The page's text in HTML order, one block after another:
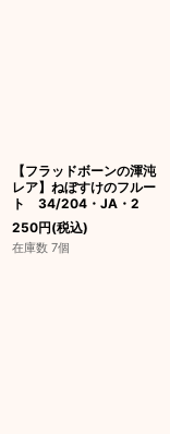
【フラッドボーンの渾沌
レア】ねぼすけのフルー
ト 34/204・JA・2
250円(税込)
在庫数 7個